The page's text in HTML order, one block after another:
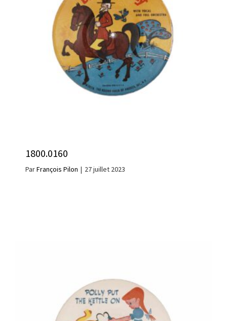
1800.0160
ParFrançois Pilon | 27 juillet 2023